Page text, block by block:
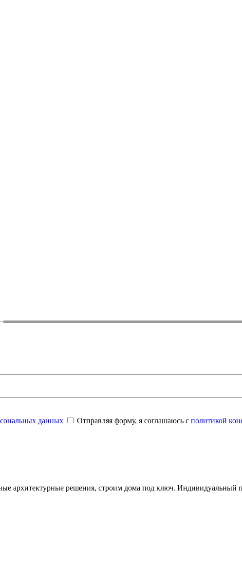
данных Отправляя форму, я соглашаюсь с политикой
архитектурные решения, строим дома под ключ.